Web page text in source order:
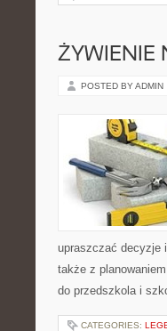
ŻYWIENIE
POSTED BY ADMIN
upraszczać decyzje
także z
do przedszkola i
CATEGORIES: